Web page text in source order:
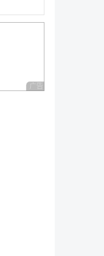
广告 商业广告，理性